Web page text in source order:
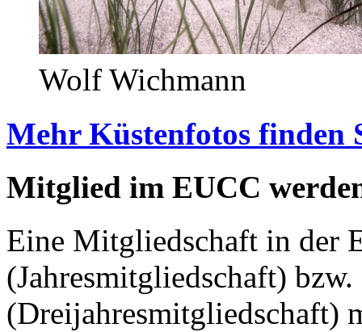
Wolf Wichmann
Mehr Küstenfotos finden
Mitglied im EUCC
Eine Mitgliedschaft in der
(Jahresmitgliedschaft)
(Dreijahresmitgliedschaft)